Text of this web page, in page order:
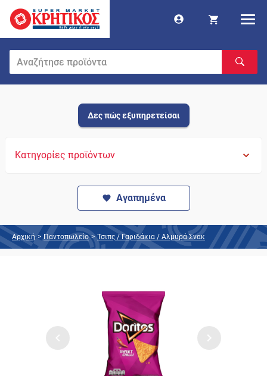
Δες πώς εξυπηρετείσαι
Κατηγορίες προϊόντων
Αγαπημένα
Αρχική > Παντοπωλείο > Τσιπς / Γαριδάκια / Αλμυρά Σνακ